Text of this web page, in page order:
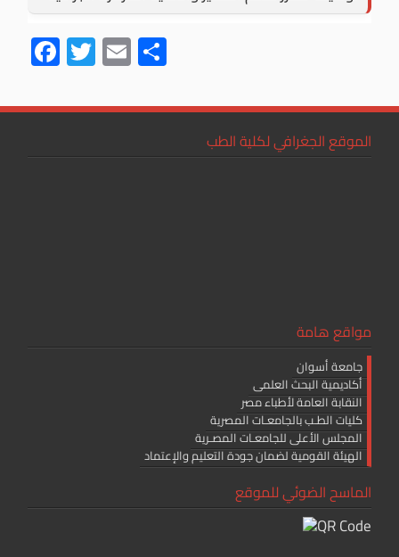
F
ac
e
o
T
wi
tt
E
m
ailar
الموقع الجغرافي لكلية الطب
مواقع هامة
جامعة أسوان
أكاديمية البحث العلمى
النقابة العامة لأطباء مصر
كليات الطـب بالجامعـات المصرية
المجلس الأعلى للجامعـات المصـرية
الهيئة القومية لضمان جودة التعليم والإعتماد
الماسح الضوئي للموقع